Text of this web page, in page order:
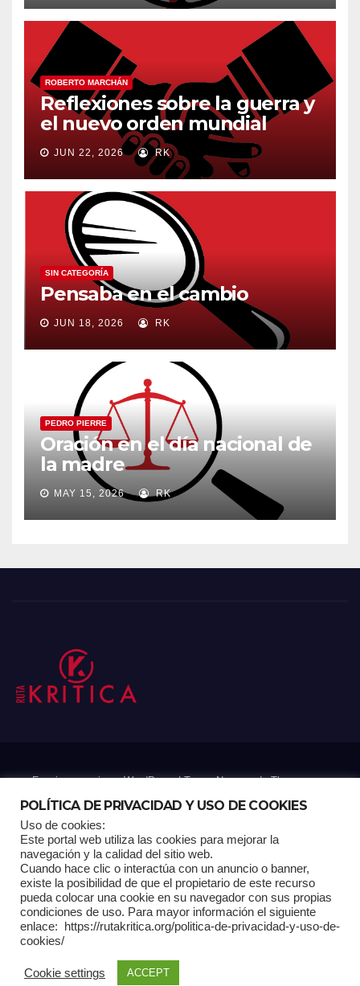
ROBERTO MARCHÁN
Reflexiones sobre la guerra y
el nuevo orden mundial
JUN 22, 2026 RK
SIN CATEGORÍA
Pensaba en el cambio
JUN 18, 2026 RK
PEDRO PIERRE
Oración en el día nacional de
la madre
MAY 15, 2026 RK
Funciona gracias a WordPress|Tema: Newsup deThemeansar
Home Análisis Carrito RK Contactos Documental Gracias !
Multimedia Página de ejemplo Pagina Principal Pago
POLÍTICA DE PRIVACIDAD Y USO DE COOKIES
Uso de cookies:
Este portal web utiliza las cookies para mejorar la
navegación y la calidad del sitio web.
Cuando hace clic o interactúa con un anuncio o banner,
existe la posibilidad de que el propietario de este recurso
pueda colocar una cookie en su navegador con sus propias
condiciones de uso. Para mayor información el siguiente
enlace: https://rutakritica.org/politica-de-privacidad-y-uso-de-
cookies/
Cookie settings ACCEPT